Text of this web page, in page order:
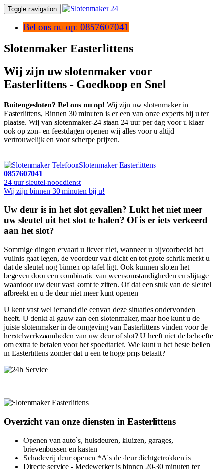
Toggle navigation
Bel ons nu op: 0857607041
Slotenmaker Easterlittens
Wij zijn uw slotenmaker voor
Easterlittens - Goedkoop en Snel
Buitengesloten? Bel ons nu op! Wij zijn uw slotenmaker in
Easterlittens, Binnen 30 minuten is er een van onze experts bij u ter
plaatse. Wij van slotenmaker-24 staan 24 uur per dag voor u klaar
ook op zon- en feestdagen openen wij alles voor u altijd
vertrouwelijk en voor scherpe prijzen.
Slotenmaker Easterlittens
0857607041
24 uur sleutel-nooddienst
Wij zijn binnen 30 minuten bij u!
Uw deur is in het slot gevallen? Lukt het niet meer
uw sleutel uit het slot te halen? Of is er iets verkeerd
aan het slot?
Sommige dingen ervaart u liever niet, wanneer u bijvoorbeeld het
vuilnis gaat legen, de voordeur valt dicht en tot grote schrik merkt u
dat de sleutel nog binnen op tafel ligt. Ook kunnen sloten het
begeven door een combinatie van weersomstandigheden en slijtage
waardoor uw deur vast komt te zitten. Of dat een stuk van de sleutel
afbreekt en u de deur niet meer kunt openen.
U kent vast wel iemand die eenvan deze situaties ondervonden
heeft. U denkt al gauw aan een slotenmaker, maar hoe kunt u de
juiste slotenmaker in de omgeving van Easterlittens vinden voor de
herstelwerkzaamheden van uw deur of slot? U heeft niet de behoefte
om extra te betalen voor het spoedtarief. Wie kunt u het beste bellen
in Easterlittens zonder dat u een te hoge prijs betaalt?
Overzicht van onze diensten in Easterlittens
Openen van auto`s, huisdeuren, kluizen, garages,
brievenbussen en kasten
Schadevrij deur openen *Als de deur dichtgetrokken is
Directe service - Medewerker is binnen 20-30 minuten ter